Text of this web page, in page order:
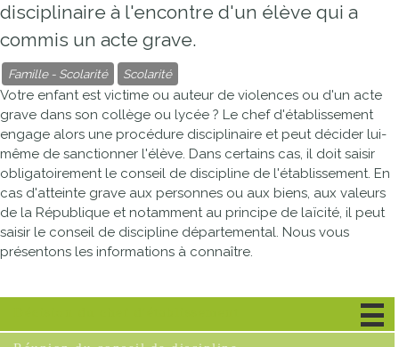
disciplinaire à l'encontre d'un élève qui a
commis un acte grave.
Famille - Scolarité Scolarité
Votre enfant est victime ou auteur de violences ou d'un acte
grave dans son collège ou lycée ? Le chef d'établissement
engage alors une procédure disciplinaire et peut décider lui-
même de sanctionner l'élève. Dans certains cas, il doit saisir
obligatoirement le conseil de discipline de l'établissement. En
cas d'atteinte grave aux personnes ou aux biens, aux valeurs
de la République et notamment au principe de laïcité, il peut
saisir le conseil de discipline départemental. Nous vous
présentons les informations à connaître.